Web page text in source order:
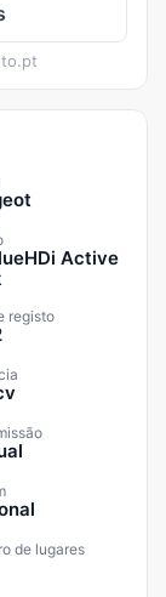
Active
registo
de lugares